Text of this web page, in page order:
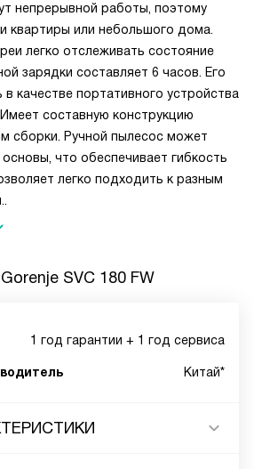
непрерывной работы, поэтому
квартиры или небольшого дома.
легко отслеживать состояние
зарядки составляет 6 часов. Его
качестве портативного устройства
составную конструкцию
сборки. Ручной пылесос может
что обеспечивает гибкость
легко подходить к разным
Gorenje SVC 180 FW
1 год гарантии + 1 год сервиса
Китай*